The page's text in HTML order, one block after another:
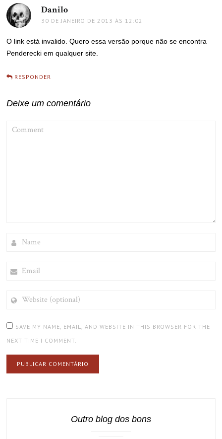
Danilo
30 DE JANEIRO DE 2013 ÀS 12:02
O link está invalido. Quero essa versão porque não se encontra
Penderecki em qualquer site.
RESPONDER
Deixe um comentário
(OPTIONAL)
SAVE MY NAME, EMAIL, AND WEBSITE IN THIS BROWSER FOR THE
NEXT TIME I COMMENT.
Outro blog dos bons